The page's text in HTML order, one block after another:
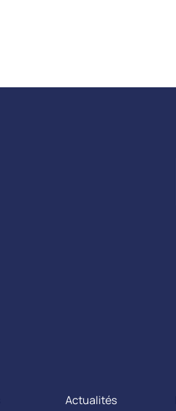
Actualités